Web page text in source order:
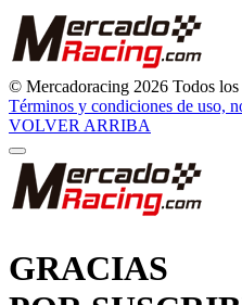
© Mercadoracing 2026 Todos los
Términos y condiciones de uso,
VOLVER ARRIBA
POR